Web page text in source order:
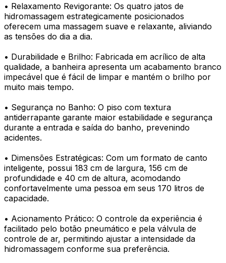
• Relaxamento Revigorante: Os quatro jatos de
hidromassagem estrategicamente posicionados
oferecem uma massagem suave e relaxante, aliviando
as tensões do dia a dia.
• Durabilidade e Brilho: Fabricada em acrílico de alta
qualidade, a banheira apresenta um acabamento branco
impecável que é fácil de limpar e mantém o brilho por
muito mais tempo.
• Segurança no Banho: O piso com textura
antiderrapante garante maior estabilidade e segurança
durante a entrada e saída do banho, prevenindo
acidentes.
• Dimensões Estratégicas: Com um formato de canto
inteligente, possui 183 cm de largura, 156 cm de
profundidade e 40 cm de altura, acomodando
confortavelmente uma pessoa em seus 170 litros de
capacidade.
• Acionamento Prático: O controle da experiência é
facilitado pelo botão pneumático e pela válvula de
controle de ar, permitindo ajustar a intensidade da
hidromassagem conforme sua preferência.